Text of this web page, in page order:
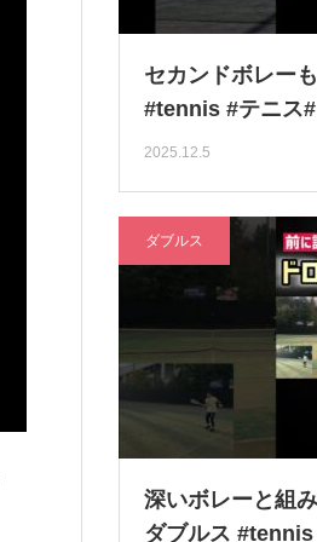
セカンドボレー
#tennis #テニス
2025.12.5
ダブルス
深いボレーと組
ダブルス #tennis